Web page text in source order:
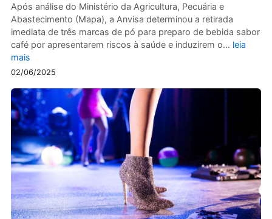
Após análise do Ministério da Agricultura, Pecuária e
Abastecimento (Mapa), a Anvisa determinou a retirada
imediata de três marcas de pó para preparo de bebida sabor
café por apresentarem riscos à saúde e induzirem o… leia
mais
02/06/2025